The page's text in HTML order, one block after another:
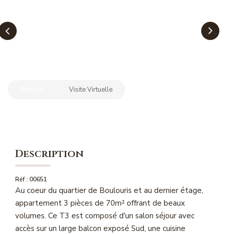
Millésimme Immobilier N°4
Millésimme Immobilier N°8
Millésimme Immobilier N°10
Millésimme Immobilier N°11
Magasine Vendu Boulouris
Visite Virtuelle
Description
Réf : 00651
Au coeur du quartier de Boulouris et au dernier étage,
appartement 3 pièces de 70m² offrant de beaux
volumes. Ce T3 est composé d'un salon séjour avec
accès sur un large balcon exposé Sud, une cuisine